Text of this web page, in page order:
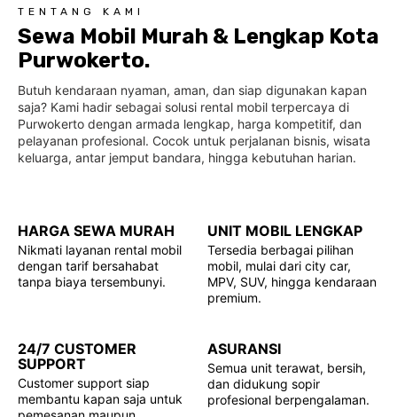
TENTANG KAMI
Sewa Mobil Murah & Lengkap Kota
Purwokerto.
Butuh kendaraan nyaman, aman, dan siap digunakan kapan
saja? Kami hadir sebagai solusi rental mobil terpercaya di
Purwokerto dengan armada lengkap, harga kompetitif, dan
pelayanan profesional. Cocok untuk perjalanan bisnis, wisata
keluarga, antar jemput bandara, hingga kebutuhan harian.
HARGA SEWA MURAH
Nikmati layanan rental mobil
dengan tarif bersahabat
tanpa biaya tersembunyi.
UNIT MOBIL LENGKAP
Tersedia berbagai pilihan
mobil, mulai dari city car,
MPV, SUV, hingga kendaraan
premium.
24/7 CUSTOMER
SUPPORT
Customer support siap
membantu kapan saja untuk
ASURANSI
Semua unit terawat, bersih,
dan didukung sopir
profesional berpengalaman.